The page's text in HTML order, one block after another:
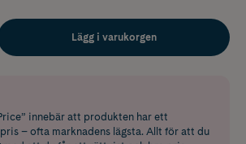
Lägg i varukorgen
innebär att produkten har ett
– ofta marknadens lägsta. Allt för att du